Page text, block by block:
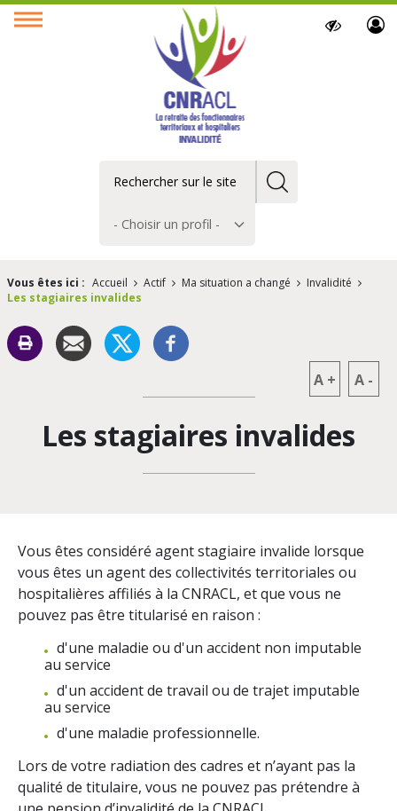
Paramètres
profil
Ouvrir
Vous êtes ici : Accueil Actif Ma situation a changé
Invalidité
Les stagiaires invalides
A + A -
Les stagiaires invalides
Vous êtes considéré agent stagiaire invalide lorsque
vous êtes un agent des collectivités territoriales ou
hospitalières affiliés à la CNRACL, et que vous ne
pouvez pas être titularisé en raison :
d'une maladie ou d'un accident non imputable
au service
d'un accident de travail ou de trajet imputable
au service
d'une maladie professionnelle.
Lors de votre radiation des cadres et n’ayant pas la
qualité de titulaire, vous ne pouvez pas prétendre à